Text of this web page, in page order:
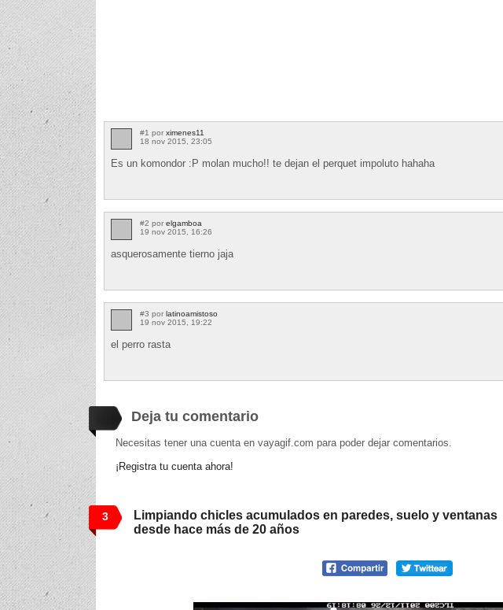
#1 por ximenes11
18 nov 2015, 23:05
Es un komondor :P molan mucho!! te dejan el perquet impoluto hahaha
#2 por elgamboa
19 nov 2015, 16:26
asquerosamente tierno jaja
#3 por latinoamistoso
19 nov 2015, 19:22
el perro rasta
Deja tu comentario
Necesitas tener una cuenta en vayagif.com para poder dejar comentarios.
¡Registra tu cuenta ahora!
3
Limpiando chicles acumulados en paredes, suelo y ventanas
desde hace más de 20 años